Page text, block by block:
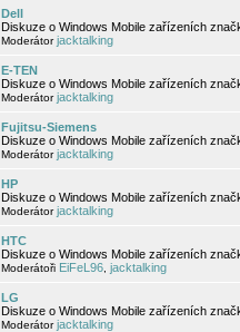
Dell
Diskuze o Windows Mobile zařízeních
Moderátorjacktalking
E-TEN
Diskuze o Windows Mobile zařízeních
Moderátorjacktalking
Fujitsu-Siemens
Diskuze o Windows Mobile zařízeních
Moderátorjacktalking
HP
Diskuze o Windows Mobile zařízeních
Moderátorjacktalking
HTC
Diskuze o Windows Mobile zařízeních
Moderátoři EiFeL96 jacktalking
LG
Diskuze o Windows Mobile zařízeních
Moderátorjacktalking